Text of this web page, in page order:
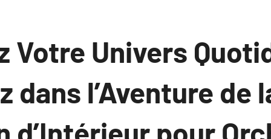
Votre Univers
dans l’Aventure de